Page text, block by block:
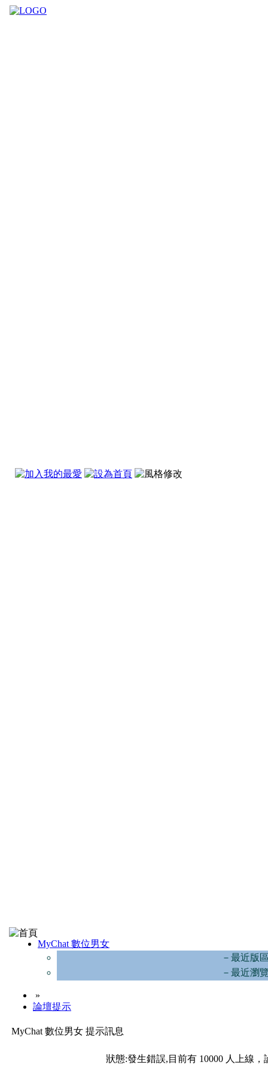
MyChat 數位男女
－最近版
－最近瀏
»
論壇提示
MyChat 數位男女 提示訊息
狀態:發生錯誤,目前有 10000 人上線